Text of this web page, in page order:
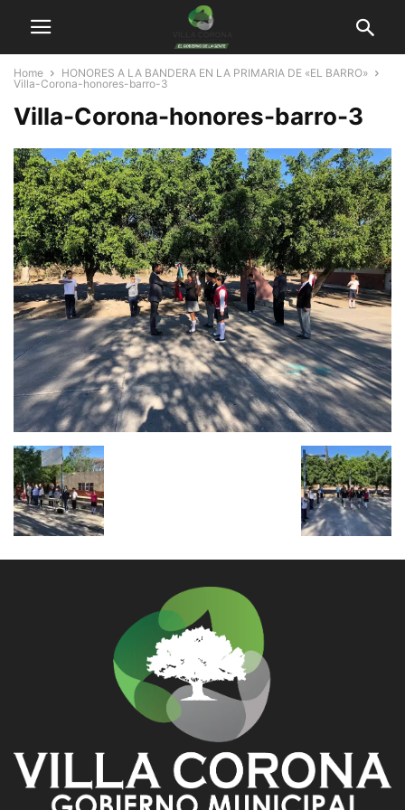
Home
HONORES A LA BANDERA EN LA PRIMARIA DE «EL BARRO»
Villa-Corona-honores-barro-3
Villa-Corona-honores-barro-3